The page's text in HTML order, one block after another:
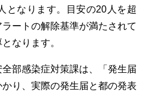
となります。目安の20人を超
ートの解除基準が満たされて
なります。
部感染症対策課は、「発生届
り、実際の発生届と都の発表